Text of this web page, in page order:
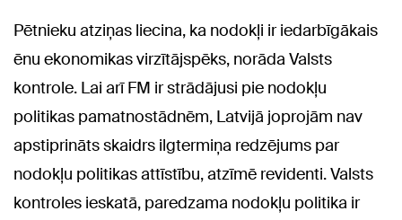
Pētnieku atziņas liecina, ka nodokļi ir iedarbīgākais
ēnu ekonomikas virzītājspēks, norāda Valsts
kontrole. Lai arī FM ir strādājusi pie nodokļu
politikas pamatnostādnēm, Latvijā joprojām nav
apstiprināts skaidrs ilgtermiņa redzējums par
nodokļu politikas attīstību, atzīmē revidenti. Valsts
kontroles ieskatā, paredzama nodokļu politika ir